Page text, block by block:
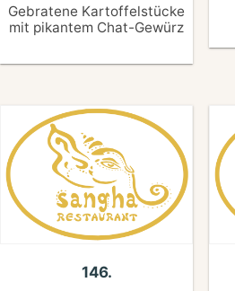
Gebratene Kartoffelstücke
mit pikantem Chat-Gewürz
146.